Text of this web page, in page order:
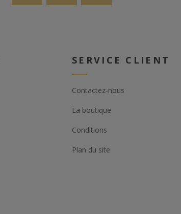
SERVICE CLIENT
Contactez-nous
La boutique
Conditions
Plan du site